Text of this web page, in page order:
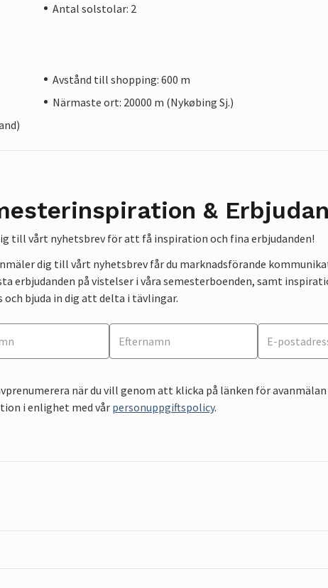
Antal solstolar: 2
Avstånd till shopping: 600 m
Närmaste ort: 20000 m (Nykøbing Sj.)
&
till vårt nyhetsbrev för att få inspiration och fina erbjudanden!
dig till vårt nyhetsbrev får du marknadsförande
erbjudanden på vistelser i våra semesterboenden, samt
och bjuda in dig att delta i tävlingar.
när du vill genom att klicka på länken för
i enlighet med vårpersonuppgiftspolicy.